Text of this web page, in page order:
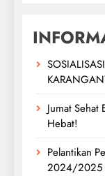
Jumat
Hebat!
Pelantikan
2024/2025